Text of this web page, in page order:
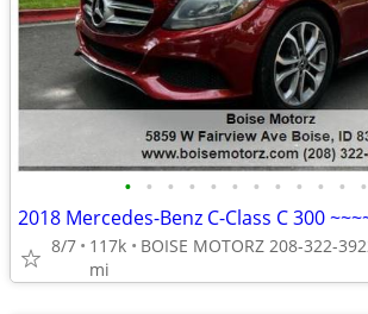
• • • • • • • • • • • •
8/7
117k
mi